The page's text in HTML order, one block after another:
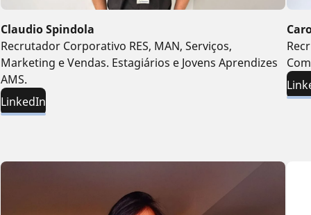
Claudio Spindola
Recrutador Corporativo RES, MAN, Serviços,
Marketing e Vendas. Estagiários e Jovens Aprendizes
AMS.
LinkedIn